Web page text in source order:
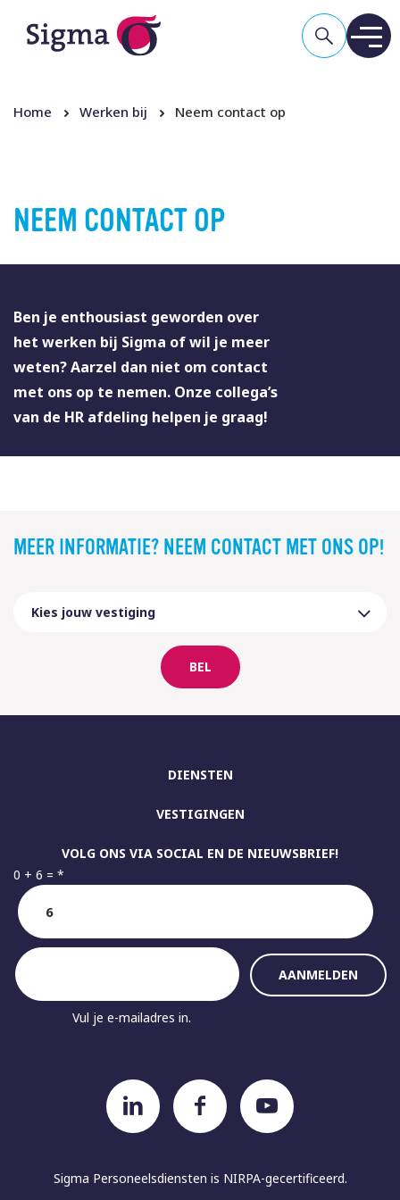
Home Werken bij Neem contact op
NEEM CONTACT OP
Ben je enthousiast geworden over
het werken bij Sigma of wil je meer
weten? Aarzel dan niet om contact
met ons op te nemen. Onze collega’s
van de HR afdeling helpen je graag!
MEER INFORMATIE? NEEM CONTACT MET ONS OP!
BEL
VOLG ONS VIA SOCIAL EN DE NIEUWSBRIEF!
0 + 6 = *
Vul je e-mailadres in.
Sigma Personeelsdiensten is NIRPA-gecertificeerd.
DIENSTEN
VESTIGINGEN